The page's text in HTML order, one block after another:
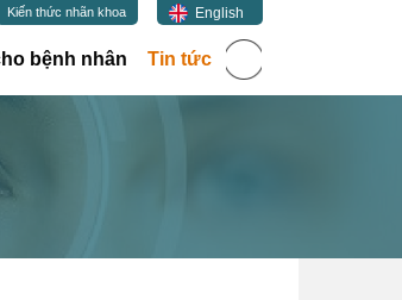
bệnh nhân Tin tức(current)
Kiến thức nhãn khoa English